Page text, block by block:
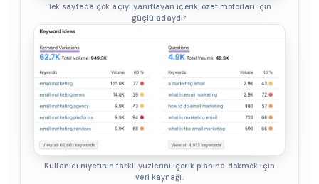
Tek sayfada çok açıyı yanıtlayan içerik; özet motorları için
güçlü adaydır.
Kullanıcı niyetinin farklı yüzlerini içerik planına dökmek için
veri kaynağı.